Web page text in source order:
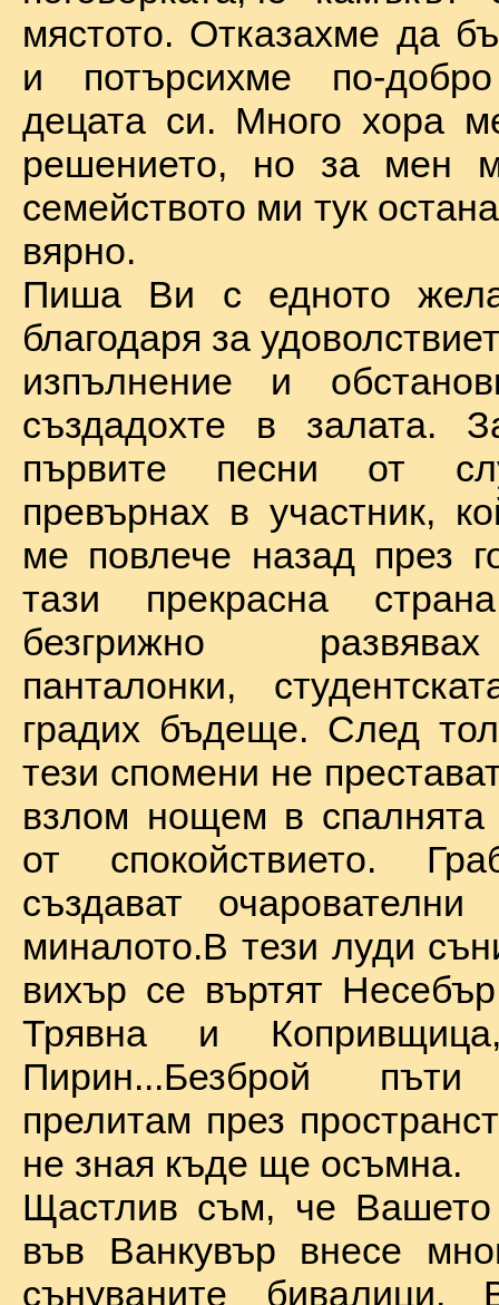
мястото. Отказахме да
и потърсихме по-
децата си. Много хора
решението, но за мен
семейството ми тук
вярно.
Пиша Ви с едното
благодаря за
изпълнение и
създадохте в залата.
първите песни от
превърнах в участник,
ме повлече назад през
тази прекрасна
безгрижно
панталонки,
градих бъдеще. След
тези спомени не
взлом нощем в спалнята
от спокойствието.
създават
миналото.В тези луди
вихър се въртят
Трявна и
Пирин...Безброй
прелитам през
не зная къде ще осъмна.
Щастлив съм, че Вашето
във Ванкувър внесе
сънуваните бивалици.